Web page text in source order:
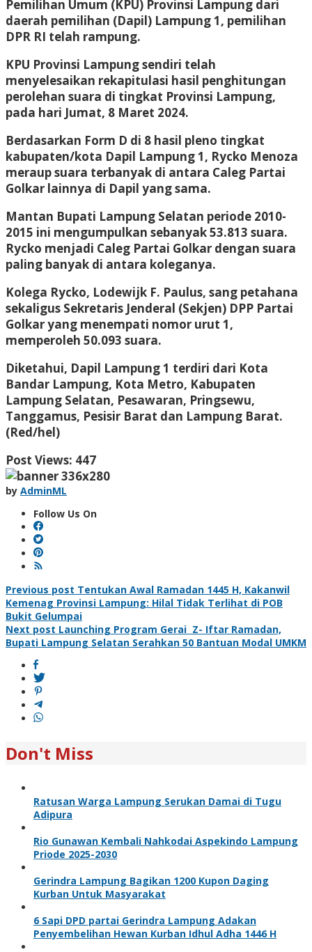
Pemilihan Umum (KPU) Provinsi Lampung dari
daerah pemilihan (Dapil) Lampung 1, pemilihan
DPR RI telah rampung.
KPU Provinsi Lampung sendiri telah
menyelesaikan rekapitulasi hasil penghitungan
perolehan suara di tingkat Provinsi Lampung,
pada hari Jumat, 8 Maret 2024.
Berdasarkan Form D di 8 hasil pleno tingkat
kabupaten/kota Dapil Lampung 1, Rycko Menoza
meraup suara terbanyak di antara Caleg Partai
Golkar lainnya di Dapil yang sama.
Mantan Bupati Lampung Selatan periode 2010-
2015 ini mengumpulkan sebanyak 53.813 suara.
Rycko menjadi Caleg Partai Golkar dengan suara
paling banyak di antara koleganya.
Kolega Rycko, Lodewijk F. Paulus, sang petahana
sekaligus Sekretaris Jenderal (Sekjen) DPP Partai
Golkar yang menempati nomor urut 1,
memperoleh 50.093 suara.
Diketahui, Dapil Lampung 1 terdiri dari Kota
Bandar Lampung, Kota Metro, Kabupaten
Lampung Selatan, Pesawaran, Pringsewu,
Tanggamus, Pesisir Barat dan Lampung Barat.
(Red/hel)
Post Views: 447
by AdminML
Follow Us On
Post
navigation
Previous post Tentukan Awal Ramadan 1445 H, Kakanwil
Kemenag Provinsi Lampung: Hilal Tidak Terlihat di POB
Bukit Gelumpai
Next post Launching Program Gerai Z- Iftar Ramadan,
Bupati Lampung Selatan Serahkan 50 Bantuan Modal UMKM
Don't Miss
Ratusan Warga Lampung Serukan Damai di Tugu
Adipura
Rio Gunawan Kembali Nahkodai Aspekindo Lampung
Priode 2025-2030
Gerindra Lampung Bagikan 1200 Kupon Daging
Kurban Untuk Masyarakat
6 Sapi DPD partai Gerindra Lampung Adakan
Penyembelihan Hewan Kurban Idhul Adha 1446 H